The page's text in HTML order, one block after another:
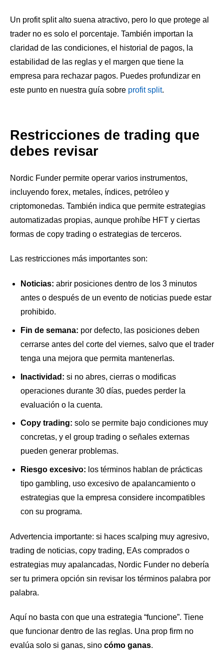
Un profit split alto suena atractivo, pero lo que protege al
trader no es solo el porcentaje. También importan la
claridad de las condiciones, el historial de pagos, la
estabilidad de las reglas y el margen que tiene la
empresa para rechazar pagos. Puedes profundizar en
este punto en nuestra guía sobre profit split.
Restricciones de trading que
debes revisar
Nordic Funder permite operar varios instrumentos,
incluyendo forex, metales, índices, petróleo y
criptomonedas. También indica que permite estrategias
automatizadas propias, aunque prohíbe HFT y ciertas
formas de copy trading o estrategias de terceros.
Las restricciones más importantes son:
Noticias: abrir posiciones dentro de los 3 minutos
antes o después de un evento de noticias puede estar
prohibido.
Fin de semana: por defecto, las posiciones deben
cerrarse antes del corte del viernes, salvo que el trader
tenga una mejora que permita mantenerlas.
Inactividad: si no abres, cierras o modificas
operaciones durante 30 días, puedes perder la
evaluación o la cuenta.
Copy trading: solo se permite bajo condiciones muy
concretas, y el group trading o señales externas
pueden generar problemas.
Riesgo excesivo: los términos hablan de prácticas
tipo gambling, uso excesivo de apalancamiento o
estrategias que la empresa considere incompatibles
con su programa.
Advertencia importante: si haces scalping muy agresivo,
trading de noticias, copy trading, EAs comprados o
estrategias muy apalancadas, Nordic Funder no debería
ser tu primera opción sin revisar los términos palabra por
palabra.
Aquí no basta con que una estrategia “funcione”. Tiene
que funcionar dentro de las reglas. Una prop firm no
evalúa solo si ganas, sino cómo ganas.